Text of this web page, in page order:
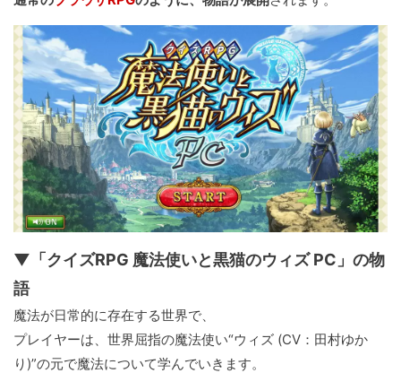
▼「クイズRPG 魔法使いと黒猫のウィズ PC」の物
語
魔法が日常的に存在する世界で、
プレイヤーは、世界屈指の魔法使い“ウィズ (CV：田村ゆか
り)”の元で魔法について学んでいきます。